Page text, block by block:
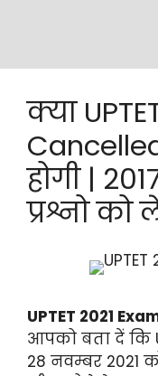
क्या
होगी |
प्रश्नो को
UPTET 2021
आपको बता दें कि
28 नवम्बर 2021